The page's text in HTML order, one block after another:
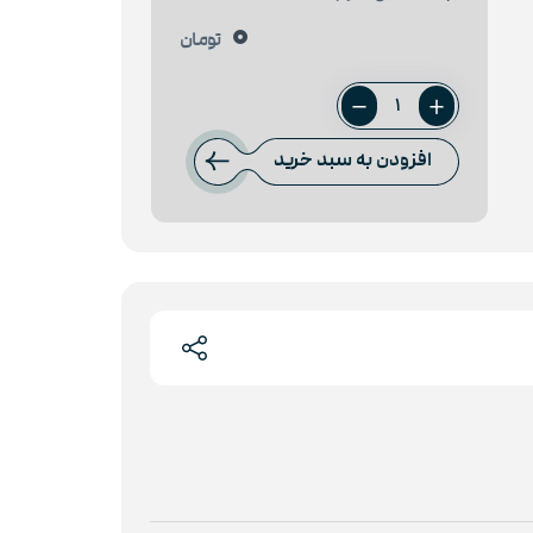
0 تومان
ورق
8
میل
افزودن به سبد خرید